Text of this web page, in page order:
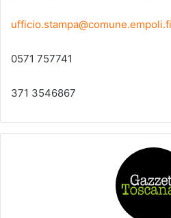
0571 757741
371 3546867